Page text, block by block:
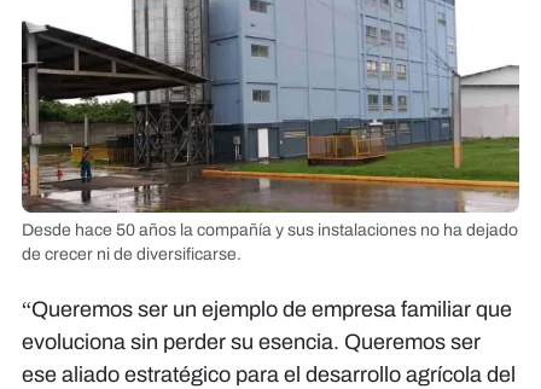
Desde hace 50 años la compañía y sus instalaciones no ha dejado
de crecer ni de diversificarse.
“Queremos ser un ejemplo de empresa familiar que
evoluciona sin perder su esencia. Queremos ser
ese aliado estratégico para el desarrollo agrícola del